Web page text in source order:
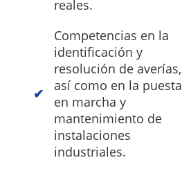
reales.
Competencias en la
identificación y
resolución de averías,
así como en la puesta
en marcha y
mantenimiento de
instalaciones
industriales.